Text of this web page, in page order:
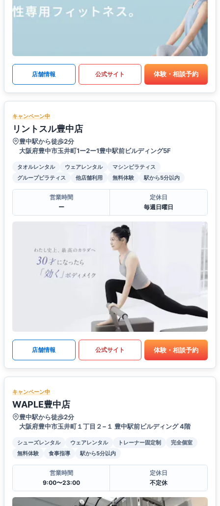
店舗情報 公式サイト 体験・相談予約
キャンペーン中
リントスル豊中店
豊中駅から徒歩2分
大阪府豊中市玉井町1ー2ー1豊中駅前ビルディング5F
タオルレンタル ウェアレンタル
マシンピラティス
グループピラティス
他店舗利用 無料体験 駅から5分以内
営業時間
ー
定休日
毎週日曜日
店舗情報 公式サイト 体験・相談予約
キャンペーン中
WAPLE豊中店
豊中駅から徒歩2分
大阪府豊中市玉井町１丁目２−１ 豊中駅前ビルディング 4階
シューズレンタル ウェアレンタル トレーナー固定制
完全個室
無料体験
食事指導 駅から5分以内
営業時間
9:00〜23:00
定休日
不定休